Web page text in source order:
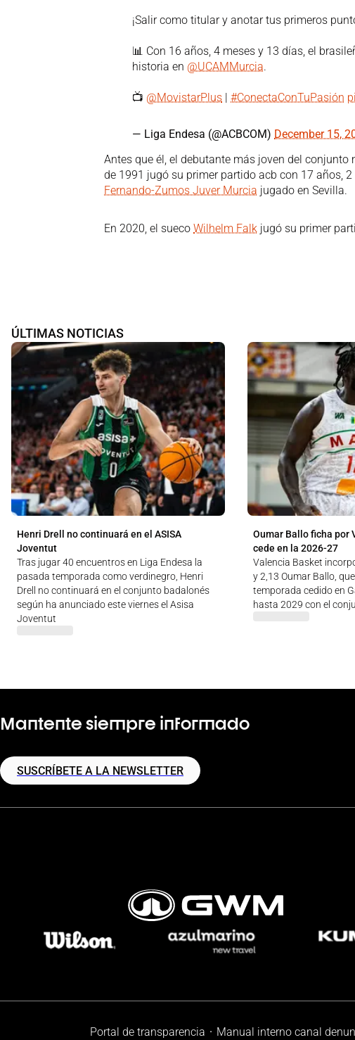
¡Salir como titular y anotar tus primeros
📊 Con 16 años, 4 meses y 13 días, el
historia en @UCAMMurcia.
📺 @MovistarPlus #ConectaConTuPasión
— Liga Endesa (@ACBCOM) December 15,
Antes que él, el debutante más joven del
de 1991 jugó su primer partido acb con 17 años,
Fernando-Zumos Juver Murcia jugado en Sevilla.
En 2020, el sueco Wilhelm Falk jugó su primer
ÚLTIMAS NOTICIAS
Henri Drell no continuará en el ASISA
Joventut
Tras jugar 40 encuentros en Liga Endesa la
pasada temporada como verdinegro, Henri
Drell no continuará en el conjunto badalonés
según ha anunciado este viernes el Asisa
Joventut
Oumar Ballo ficha por
cede en la 2026-27
Valencia Basket
y 2,13 Oumar Ballo,
temporada cedido en
hasta 2029 con el
Mantente siempre informado
SUSCRÍBETE A LA NEWSLETTER
Portal de transparencia Manual interno canal